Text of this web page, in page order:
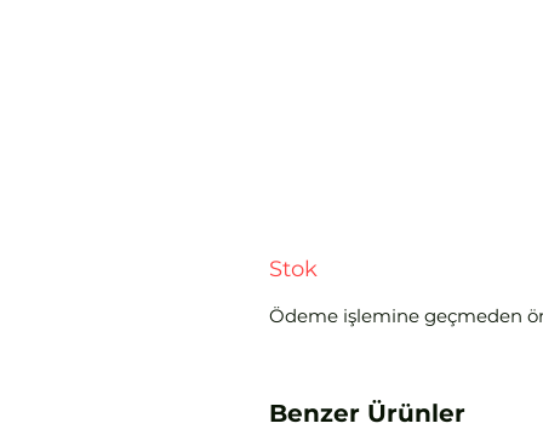
Stok
Ödeme işlemine geçmeden
Benzer Ürünler